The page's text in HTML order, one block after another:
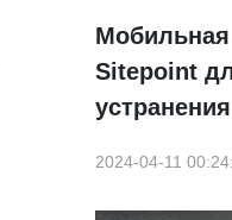
Мобильная
Sitepoint
2024-04-11